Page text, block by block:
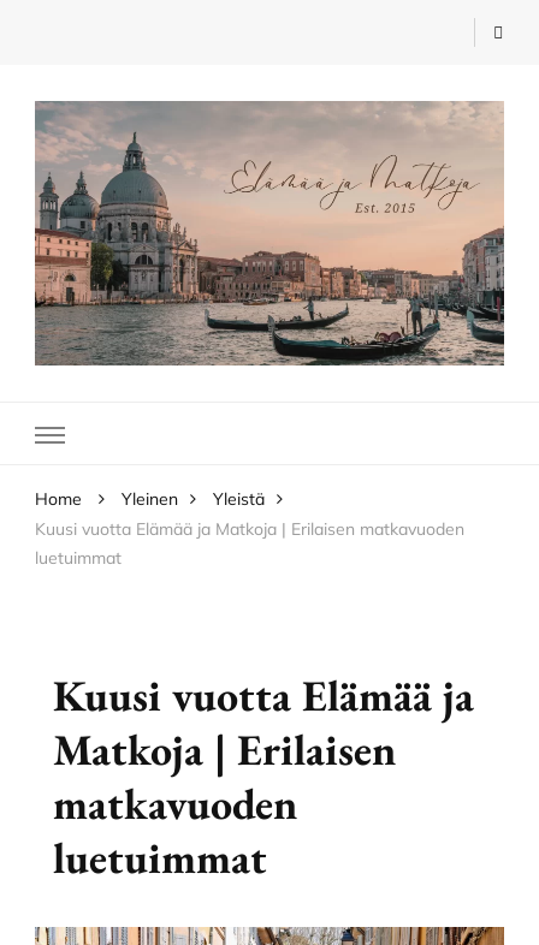
Elämää ja Matkoja
Home Yleinen
Yleistä
Kuusi vuotta Elämää ja Matkoja | Erilaisen matkavuoden
luetuimmat
Kuusi vuotta Elämää ja
Matkoja | Erilaisen
matkavuoden
luetuimmat